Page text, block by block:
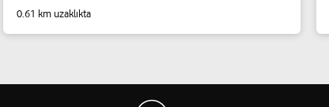
0.61 km uzaklıkta